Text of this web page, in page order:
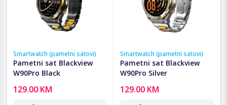
Smartwatch (pametni satovi)
Pametni sat Blackview
W90Pro Black
129.00 KM
Smartwatch (pametni satovi)
Pametni sat Blackview
W90Pro Silver
129.00 KM